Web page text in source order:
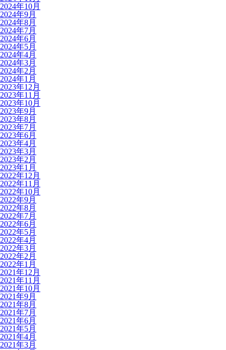
2024年10月
2024年9月
2024年8月
2024年7月
2024年6月
2024年5月
2024年4月
2024年3月
2024年2月
2024年1月
2023年12月
2023年11月
2023年10月
2023年9月
2023年8月
2023年7月
2023年6月
2023年4月
2023年3月
2023年2月
2023年1月
2022年12月
2022年11月
2022年10月
2022年9月
2022年8月
2022年7月
2022年6月
2022年5月
2022年4月
2022年3月
2022年2月
2022年1月
2021年12月
2021年11月
2021年10月
2021年9月
2021年8月
2021年7月
2021年6月
2021年5月
2021年4月
2021年3月